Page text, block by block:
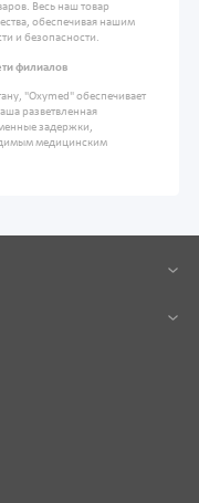
Весь наш товар
обеспечивая нашим
и безопасности.
филиалов
"Oxymed" обеспечивает
разветвленная
задержки,
медицинским